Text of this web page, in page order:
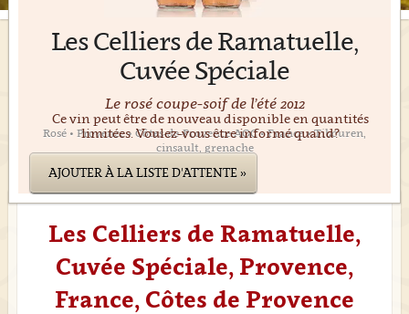
Les Celliers de Ramatuelle,
Cuvée Spéciale
Le rosé coupe-soif de l’été 2012
Rosé • Provence • Côtes-de-Provence AOC • France • Tibouren,
cinsault, grenache
Ce vin peut être de nouveau disponible en quantités
limitées. Voulez-vous être informé quand?
AJOUTER À LA LISTE D'ATTENTE »
Les Celliers de Ramatuelle,
Cuvée Spéciale, Provence,
France, Côtes de Provence